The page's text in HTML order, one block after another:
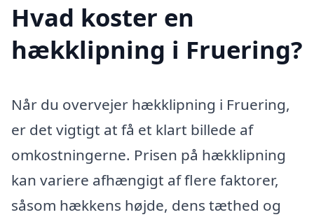
Hvad koster en
hækklipning i Fruering?
Når du overvejer hækklipning i Fruering,
er det vigtigt at få et klart billede af
omkostningerne. Prisen på hækklipning
kan variere afhængigt af flere faktorer,
såsom hækkens højde, dens tæthed og